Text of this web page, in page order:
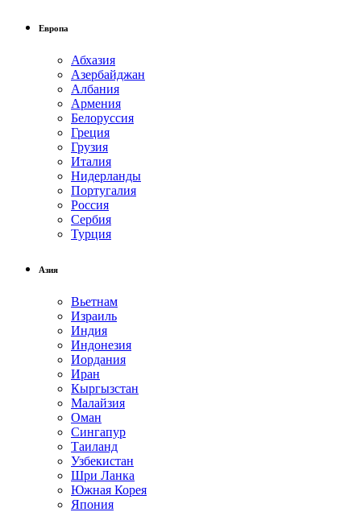
Европа
Абхазия
Азербайджан
Албания
Армения
Белоруссия
Греция
Грузия
Италия
Нидерланды
Португалия
Россия
Сербия
Турция
Азия
Вьетнам
Израиль
Индия
Индонезия
Иордания
Иран
Кыргызстан
Малайзия
Оман
Сингапур
Таиланд
Узбекистан
Шри Ланка
Южная Корея
Япония